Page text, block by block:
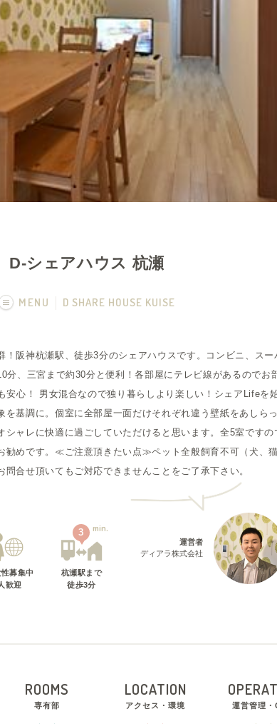
D-シェアハウス 杭瀬
MENU D SHARE HOUSE KUISE
！阪神杭瀬駅、徒歩3分のシェアハウスです。コンビニ、ス
分、三宮まで約30分と便利！各部屋にテレビ線があるのでお
安心！ 男女混合なので独り暮らしより楽しい！シェアLifeを
を基調に。個室に全部屋一面だけそれぞれ違う壁紙をあしら
シャレに快適に過ごしていただけると思います。全5室です
勧めです。≪ご注意頂きたい点≫ペット全般飼育不可（犬、
合せ頂いてもご対応できませんことをご了承下さい。
募集中
歓迎
3 min.
杭瀬駅まで
徒歩3分
運営者
ディアラ株式会社
ROOMS
専有部
LOCATION
アクセス・環境 運営管理